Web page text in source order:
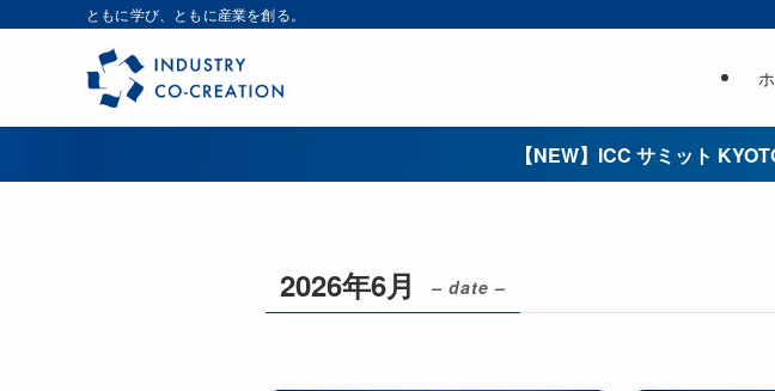
ともに学び、ともに産業を創る。
【NEW】ICC サミット
2026年6月 – date –